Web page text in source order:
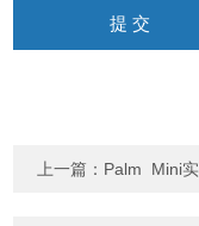
上一篇： Palm Mini